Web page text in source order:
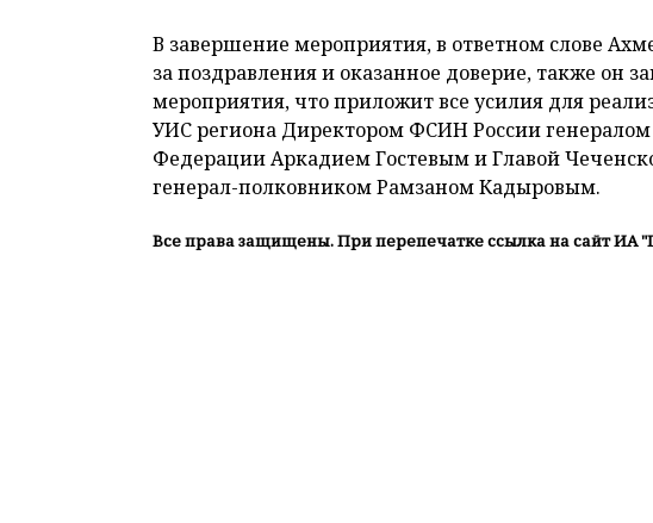
В завершение мероприятия, в ответном слове
за поздравления и оказанное доверие, также он
мероприятия, что приложит все усилия для
УИС региона Директором ФСИН России
Федерации Аркадием Гостевым и Главой
генерал-полковником Рамзаном Кадыровым.
Все права защищены. При перепечатке ссылка на сайт ИА